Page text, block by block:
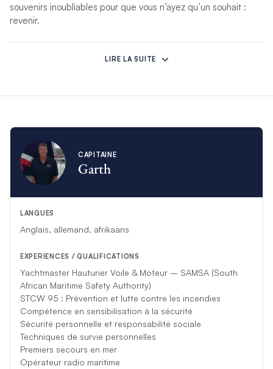
souvenirs inoubliables pour que vous n’ayez qu’un souhait :
revenir.
*Si des circonstances imprévues empêchent cet équipage de
vous accueillir, un autre équipage compétent le remplacera.
LIRE LA SUITE
CAPITAINE
Garth
LANGUES
Anglais, allemand, afrikaans
EXPERIENCES / QUALIFICATIONS
Yachtmaster Hauturier Voile & Moteur – SAMSA (South
African Maritime Safety Authority​)
STCW 95 : Prévention et lutte contre les incendies
Compétence en sensibilisation à la sécurité
Sécurité personnelle et responsabilité sociale
Techniques de survie personnelles
Premiers secours en mer
Opérateur radio maritime